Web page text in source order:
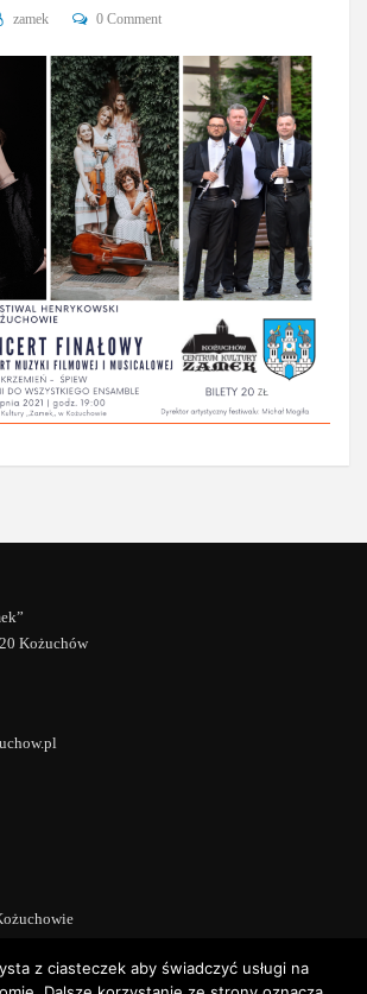
zamek 0 Comment
Kożuchów
z ciasteczek aby świadczyć usługi na